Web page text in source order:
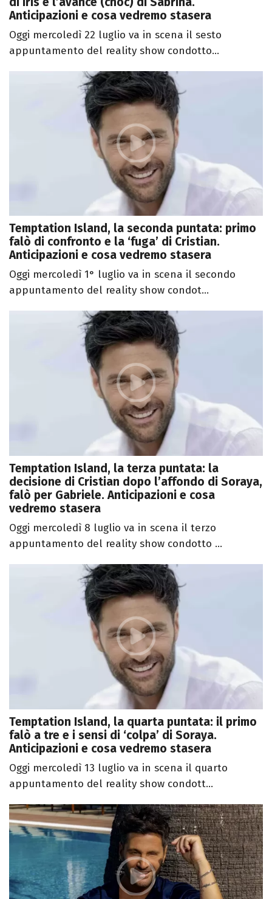
Anticipazioni e cosa vedremo stasera
Oggi mercoledì 22 luglio va in scena il sesto
appuntamento del reality show condotto...
Temptation Island, la seconda puntata: primo
falò di confronto e la ‘fuga’ di Cristian.
Anticipazioni e cosa vedremo stasera
Oggi mercoledì 1° luglio va in scena il secondo
appuntamento del reality show condot...
Temptation Island, la terza puntata: la
decisione di Cristian dopo l’affondo di Soraya,
falò per Gabriele. Anticipazioni e cosa
vedremo stasera
Oggi mercoledì 8 luglio va in scena il terzo
appuntamento del reality show condotto ...
Temptation Island, la quarta puntata: il primo
falò a tre e i sensi di ‘colpa’ di Soraya.
Anticipazioni e cosa vedremo stasera
Oggi mercoledì 13 luglio va in scena il quarto
appuntamento del reality show condott...